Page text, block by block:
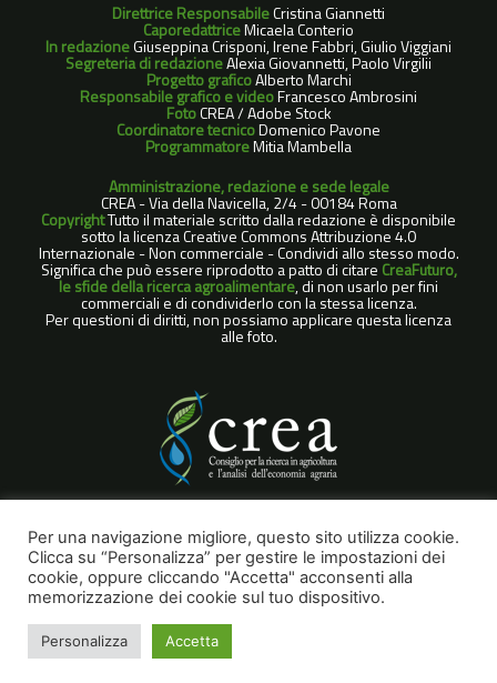
Direttrice ResponsabileCristina Giannetti
CaporedattriceMicaela Conterio
In redazioneGiuseppina Crisponi, Irene Fabbri, Giulio Viggiani
Segreteria di redazioneAlexia Giovannetti, Paolo Virgilii
Progetto graficoAlberto Marchi
Responsabile grafico e videoFrancesco Ambrosini
FotoCREA / Adobe Stock
Coordinatore tecnicoDomenico Pavone
ProgrammatoreMitia Mambella
Amministrazione, redazione e sede legale
CREA - Via della Navicella, 2/4 - 00184 Roma
CopyrightTutto il materiale scritto dalla redazione è disponibile
sotto la licenza Creative Commons Attribuzione 4.0
Internazionale - Non commerciale - Condividi allo stesso modo.
Significa che può essere riprodotto a patto di citare CreaFuturo,
le sfide della ricerca agroalimentare, di non usarlo per fini
commerciali e di condividerlo con la stessa licenza.
Per questioni di diritti, non possiamo applicare questa licenza
alle foto.
COOKIE POLICY
NOTE LEGALI
PRIVACY POLICY
Per una navigazione migliore, questo sito utilizza cookie.
Clicca su “Personalizza” per gestire le impostazioni dei
cookie, oppure cliccando "Accetta" acconsenti alla
memorizzazione dei cookie sul tuo dispositivo.
Personalizza Accetta